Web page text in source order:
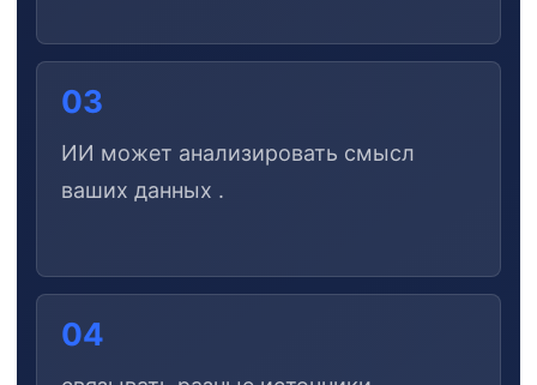
03
ИИ может анализировать смысл
ваших данных .
04